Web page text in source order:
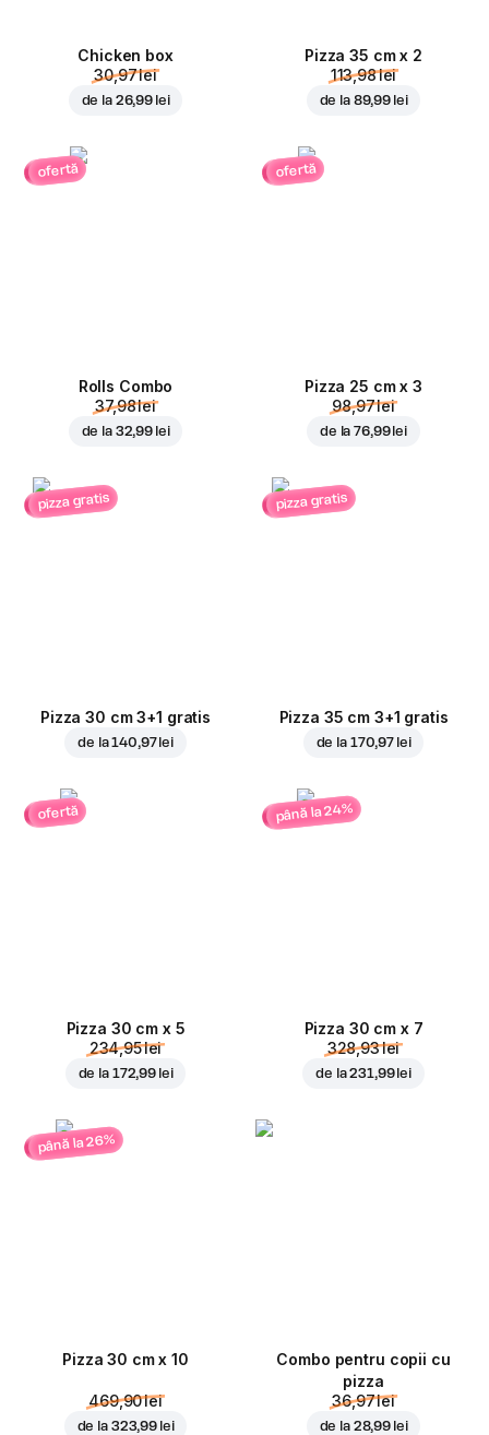
Chicken box
30,97 lei
de la 26,99 lei
Pizza 35 cm x 2
113,98 lei
de la 89,99 lei
ofertă
Rolls Combo
37,98 lei
de la 32,99 lei
ofertă
Pizza 25 cm x 3
98,97 lei
de la76,99 lei
pizza gratis
Pizza 30 cm 3+1 gratis
de la140,97 lei
pizza gratis
Pizza 35 cm 3+1 gratis
de la 170,97 lei
ofertă
Pizza 30 cm x 5
234,95 lei
de la 172,99 lei
până la 24%
Pizza 30 cm x 7
328,93 lei
de la231,99 lei
până la 26%
Pizza 30 cm x 10
469,90 lei
de la 323,99 lei
Combo pentru copii cu
pizza
36,97 lei
de la 28,99 lei